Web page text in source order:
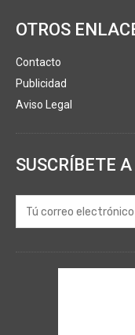
OTROS
Contacto
Publicidad
Aviso Legal
SUSCRÍBETE